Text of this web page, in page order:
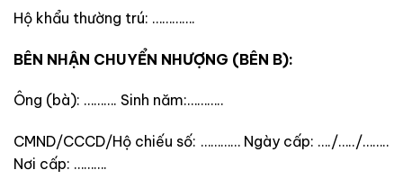
Hộ khẩu thường trú: ………….
BÊN NHẬN CHUYỂN NHƯỢNG (BÊN B):
Ông (bà): ………. Sinh năm:………..
CMND/CCCD/Hộ chiếu số: ………… Ngày cấp: …./…../……..
Nơi cấp: ……….